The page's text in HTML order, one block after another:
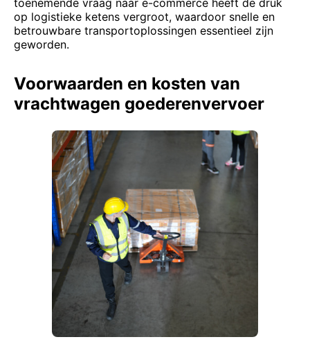
toenemende vraag naar e-commerce heeft de druk
op logistieke ketens vergroot, waardoor snelle en
betrouwbare transportoplossingen essentieel zijn
geworden.
Voorwaarden en kosten van
vrachtwagen goederenvervoer